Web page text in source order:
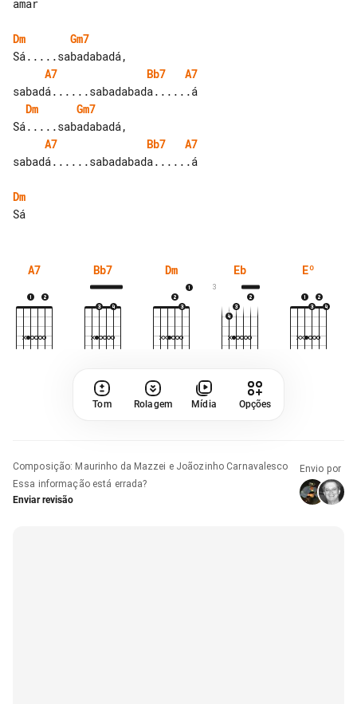
amar
Dm
Gm7
A7
Bb7
A7
Dm
Gm7
A7
Bb7
A7
sabadá......sabadabada......á
Dm
A7 Bb7 Dm Eb
3
Eº
Tom Rolagem Mídia Opções
Composição: Maurinho da Mazzei e Joãozinho Carnavalesco
Essa informação está errada?
Enviar revisão
Envio por